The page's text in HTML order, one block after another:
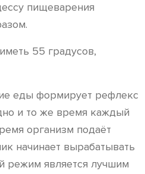
пищеварения
55 градусов,
еды формирует рефлекс
и то же время каждый
организм подаёт
начинает вырабатывать
режим является лучшим